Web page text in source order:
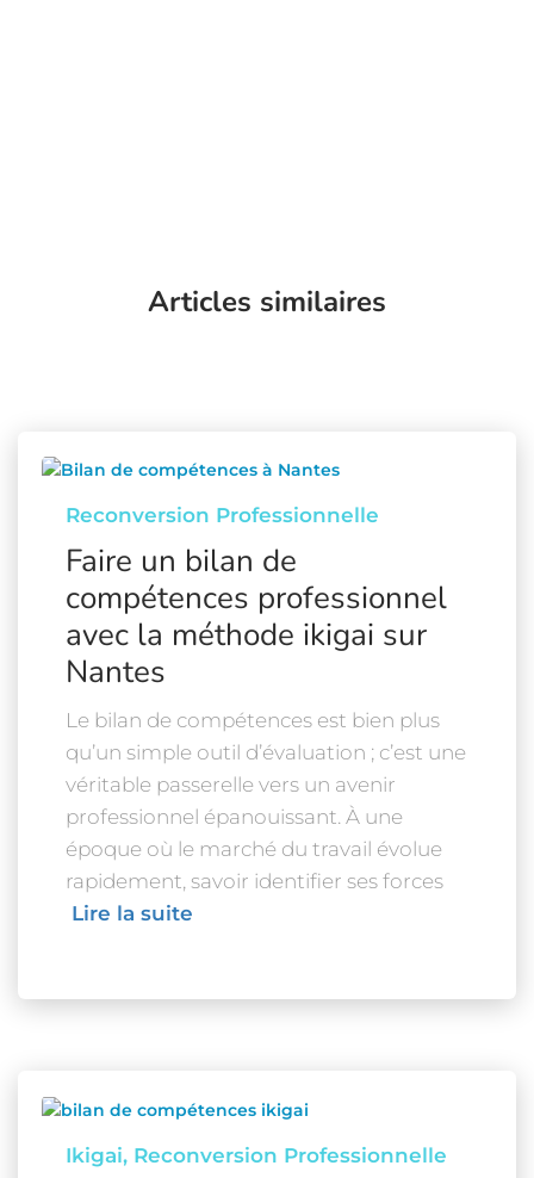
Articles similaires
Reconversion Professionnelle
Faire un bilan de
compétences professionnel
avec la méthode ikigai sur
Nantes
Le bilan de compétences est bien plus
qu’un simple outil d’évaluation ; c’est une
véritable passerelle vers un avenir
professionnel épanouissant. À une
époque où le marché du travail évolue
rapidement, savoir identifier ses forces
Lire la suite
Ikigai Reconversion Professionnelle